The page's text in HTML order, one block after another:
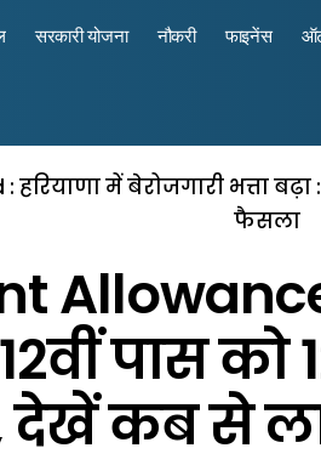
सरकारी योजना नौकरी फाइनेंस
में बेरोजगारी भत्ता
फैसला
12वीं पास
कब से